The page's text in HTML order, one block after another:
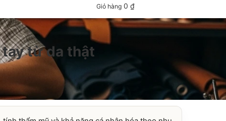
Giỏ hàng 0 ₫
tay từ da thật